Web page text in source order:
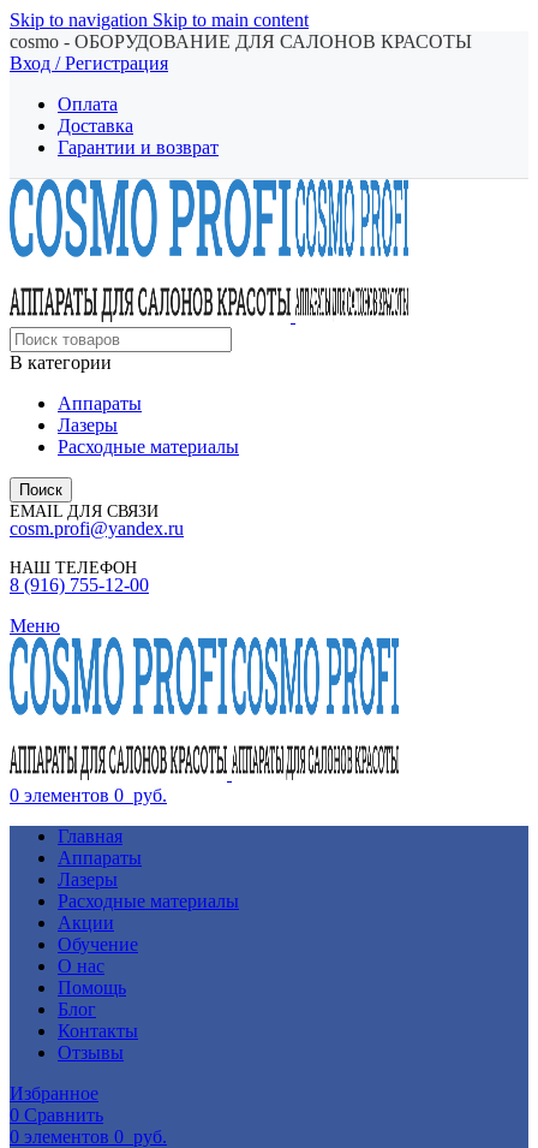
Skip to navigation Skip to main content
cosmo - ОБОРУДОВАНИЕ ДЛЯ САЛОНОВ КРАСОТЫ
Вход / Регистрация
Оплата
Доставка
Гарантии и возврат
В категории
Аппараты
Лазеры
Расходные материалы
Поиск
EMAIL ДЛЯ СВЯЗИ
cosm.profi@yandex.ru
НАШ ТЕЛЕФОН
8 (916) 755-12-00
Меню
0 элементов 0 руб.
Главная
Аппараты
Лазеры
Расходные материалы
Акции
Обучение
О нас
Помощь
Блог
Контакты
Отзывы
Избранное
0 Сравнить
0 элементов 0 руб.